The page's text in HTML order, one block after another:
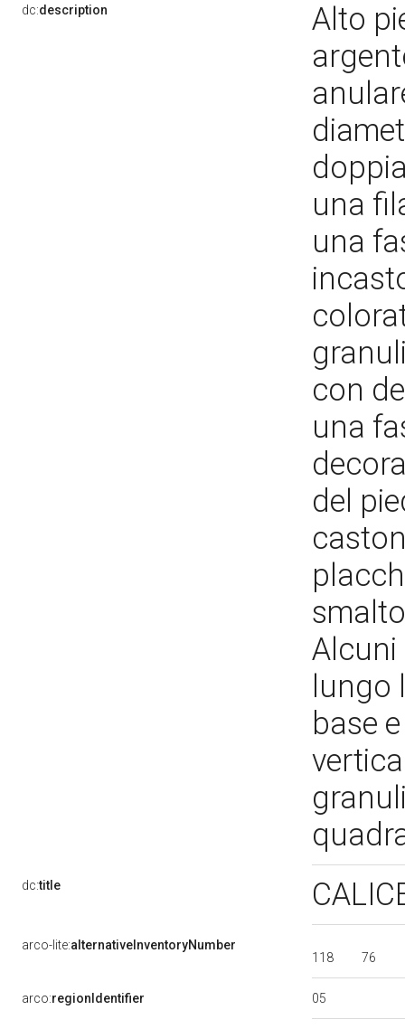
dc:description
Alto
una
una
con
una
del
Alcuni
lungo
base
dc:title
arco-lite:alternativeInventoryNumber
118
76
arco:regionIdentifier 05